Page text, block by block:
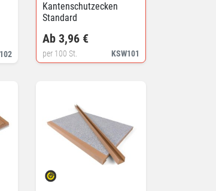
Kantenschutzecken
Standard
KSW101
Ab 3,96 €
per 100 St.